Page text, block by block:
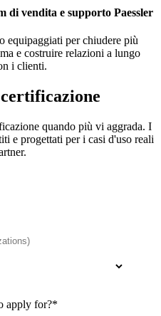
di vendita e supporto Paessler
equipaggiati per chiudere più
e costruire relazioni a lungo
i clienti.
quando più vi aggrada. I
e progettati per i casi d'uso reali
apply for?*